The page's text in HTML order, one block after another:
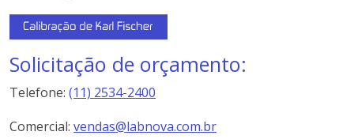
Solicitação de orçamento:
Telefone: (11) 2534-2400
Comercial: vendas@labnova.com.br